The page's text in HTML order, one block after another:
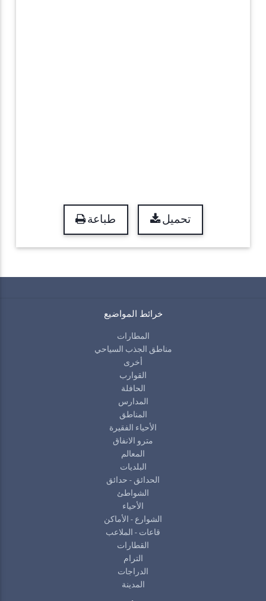
طباعة تحميل
خرائط المواضيع
المطارات
مناطق الجذب السياحي
أخرى
القوارب
الحافلة
المدارس
المناطق
الأحياء الفقيرة
مترو الانفاق
المعالم
البلديات
الحدائق - حدائق
الشواطئ
الأحياء
الشوارع - الأماكن
قاعات - الملاعب
القطارات
الترام
الدراجات
المدينة